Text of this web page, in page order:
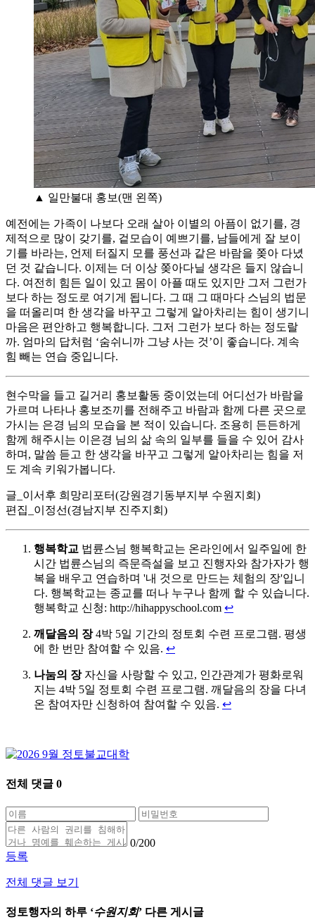
▲ 일만불대 홍보(맨 왼쪽)
예전에는 가족이 나보다 오래 살아 이별의 아픔이 없기를, 경
제적으로 많이 갖기를, 겉모습이 예쁘기를, 남들에게 잘 보이
기를 바라는, 언제 터질지 모를 풍선과 같은 바람을 쫒아 다녔
던 것 같습니다. 이제는 더 이상 쫒아다닐 생각은 들지 않습니
다. 여전히 힘든 일이 있고 몸이 아플 때도 있지만 그저 그런가
보다 하는 정도로 여기게 됩니다. 그 때 그 때마다 스님의 법문
을 떠올리며 한 생각을 바꾸고 그렇게 알아차리는 힘이 생기니
마음은 편안하고 행복합니다. 그저 그런가 보다 하는 정도랄
까. 엄마의 답처럼 ‘숨쉬니까 그냥 사는 것’이 좋습니다. 계속
힘 빼는 연습 중입니다.
현수막을 들고 길거리 홍보활동 중이었는데 어디선가 바람을
가르며 나타나 홍보조끼를 전해주고 바람과 함께 다른 곳으로
가시는 은경 님의 모습을 본 적이 있습니다. 조용히 든든하게
함께 해주시는 이은경 님의 삶 속의 일부를 들을 수 있어 감사
하며, 말씀 듣고 한 생각을 바꾸고 그렇게 알아차리는 힘을 저
도 계속 키워가봅니다.
글_이서후 희망리포터(강원경기동부지부 수원지회)
편집_이정선(경남지부 진주지회)
행복학교 법륜스님 행복학교는 온라인에서 일주일에 한
시간 법륜스님의 즉문즉설을 보고 진행자와 참가자가 행
복을 배우고 연습하며 '내 것으로 만드는 체험의 장'입니
다. 행복학교는 종교를 떠나 누구나 함께 할 수 있습니다.
행복학교 신청: http://hihappyschool.com ↩
깨달음의 장4박 5일 기간의 정토회 수련 프로그램. 평생
에 한 번만 참여할 수 있음. ↩
나눔의 장자신을 사랑할 수 있고, 인간관계가 평화로워
지는 4박 5일 정토회 수련 프로그램. 깨달음의 장을 다녀
온 참여자만 신청하여 참여할 수 있음. ↩
전체 댓글 0
0/200
등록
전체 댓글 보기
정토행자의 하루 ‘수원지회’ 다른 게시글